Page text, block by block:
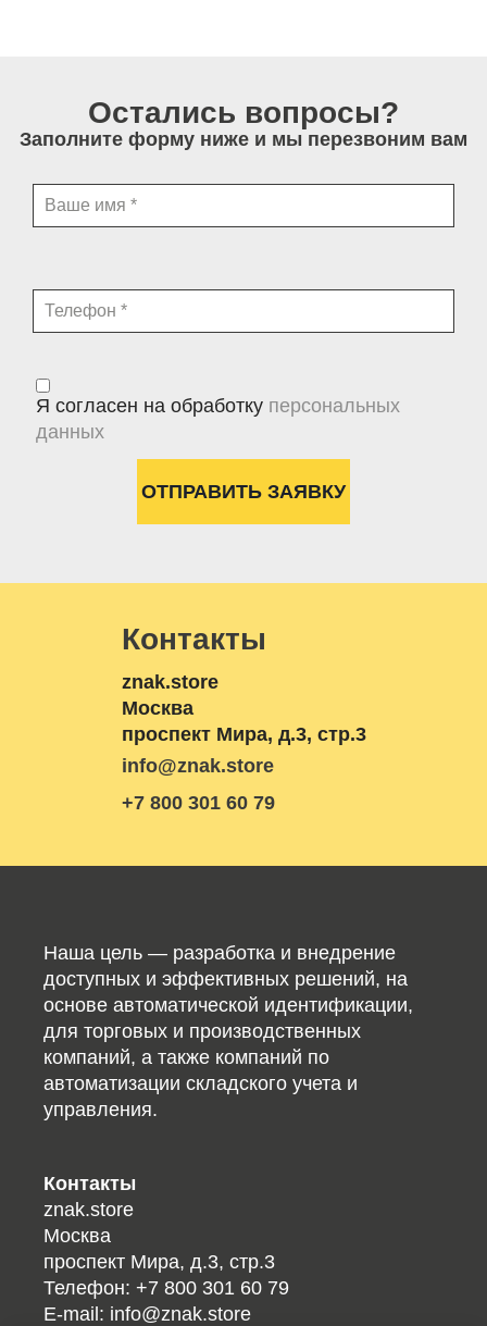
Остались вопросы?
Заполните форму ниже и мы перезвоним вам
Я согласен на обработку персональных
данных
Контакты
znak.store
Москва
проспект Мира, д.3, стр.3
info@znak.store
+7 800 301 60 79
Наша цель — разработка и внедрение
доступных и эффективных решений, на
основе автоматической идентификации,
для торговых и производственных
компаний, а также компаний по
автоматизации складского учета и
управления.
Контакты
znak.store
Москва
проспект Мира, д.3, стр.3
Телефон: +7 800 301 60 79
E-mail: info@znak.store